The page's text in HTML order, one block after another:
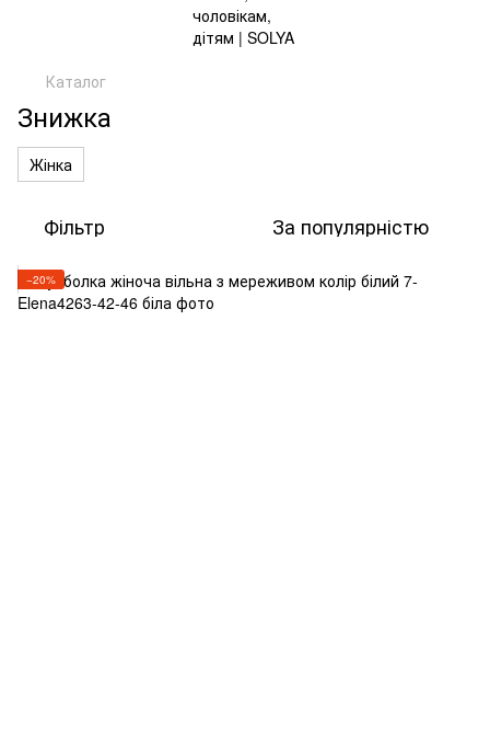
Каталог
Знижка
Жінка
Фільтр За популярністю
−20%